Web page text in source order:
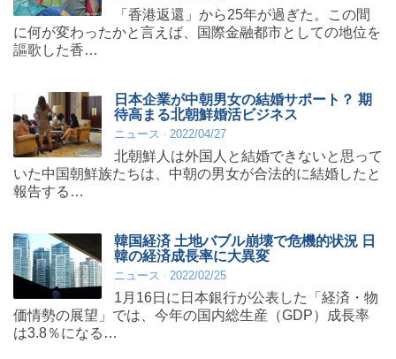
「香港返還」から25年が過ぎた。この間
に何が変わったかと言えば、国際金融都市としての地位を
謳歌した香…
日本企業が中朝男女の結婚サポート？ 期
待高まる北朝鮮婚活ビジネス
ニュース 2022/04/27
北朝鮮人は外国人と結婚できないと思って
いた中国朝鮮族たちは、中朝の男女が合法的に結婚したと
報告する…
韓国経済 土地バブル崩壊で危機的状況 日
韓の経済成長率に大異変
ニュース 2022/02/25
1月16日に日本銀行が公表した「経済・物
価情勢の展望」では、今年の国内総生産（GDP）成長率
は3.8％になる…